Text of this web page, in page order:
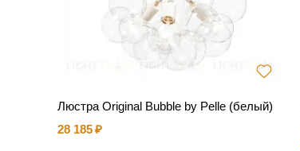
Люстра Original Bubble by Pelle (белый)
28 185